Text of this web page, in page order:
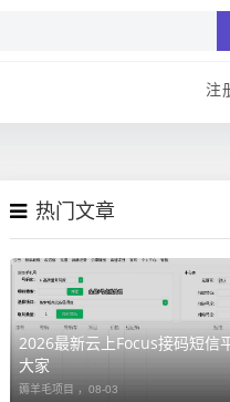
注
热门文章
2026最新云上Focus接码短信
大家
薅羊毛项目 ， 08-03